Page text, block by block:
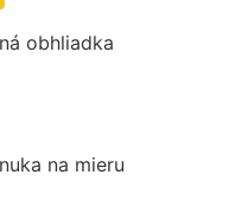
obhliadka
na mieru